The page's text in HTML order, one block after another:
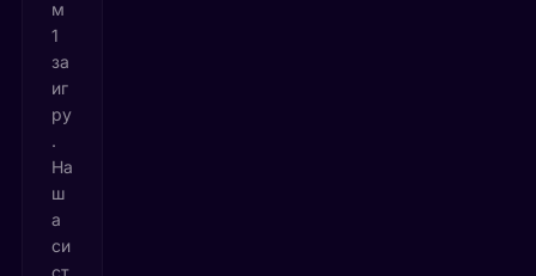
м
1
за
иг
ру
.
На
ш
а
си
ст